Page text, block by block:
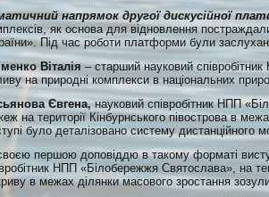
напрямок другої дискусійної
як основа для відновлення
Під час роботи платформи були
Віталія– старший науковий
на природні комплекси в національних
Євгена,науковий співробітник НПП
на території Кінбурнського півострова в
було деталізовано систему
першою доповіддю в такому форматі
НПП «Білобережжя Святослава», на
в межах ділянки масового зростання